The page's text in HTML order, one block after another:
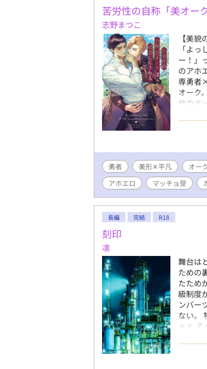
苦労性の自称「美オー
志野まつこ
【美
「よ
ー！」
のアホ
専勇者
オーク
他のオ
畜だ
ンオフ
め×
ス エ
勇者 美形✕平凡 オー
アホエロ
マッチョ受
長編 完結 R18
刻印
凛
舞台は
ための
たため
級制度
ンバー
ない。
＊＊
問等
からの
いま